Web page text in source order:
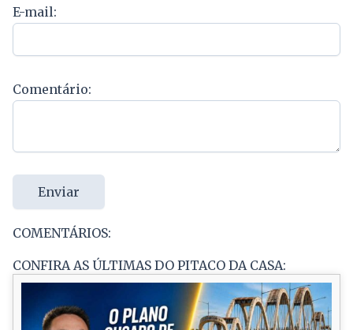
E-mail:
Comentário:
Enviar
COMENTÁRIOS:
CONFIRA AS ÚLTIMAS DO PITACO DA CASA: